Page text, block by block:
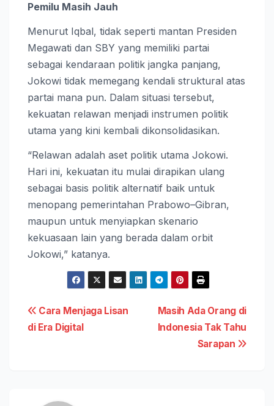
Pemilu Masih Jauh
Menurut Iqbal, tidak seperti mantan Presiden
Megawati dan SBY yang memiliki partai
sebagai kendaraan politik jangka panjang,
Jokowi tidak memegang kendali struktural atas
partai mana pun. Dalam situasi tersebut,
kekuatan relawan menjadi instrumen politik
utama yang kini kembali dikonsolidasikan.
“Relawan adalah aset politik utama Jokowi.
Hari ini, kekuatan itu mulai dirapikan ulang
sebagai basis politik alternatif baik untuk
menopang pemerintahan Prabowo–Gibran,
maupun untuk menyiapkan skenario
kekuasaan lain yang berada dalam orbit
Jokowi,” katanya.
Navigasi
pos
Masih Ada Orang di
Indonesia Tak Tahu
Sarapan
Cara Menjaga Lisan
di Era Digital